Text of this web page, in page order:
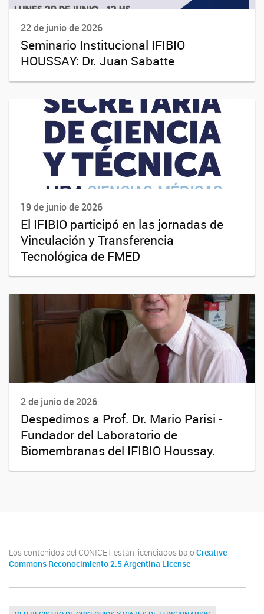
22 de junio de 2026
Seminario Institucional IFIBIO
HOUSSAY: Dr. Juan Sabatte
19 de junio de 2026
El IFIBIO participó en las jornadas de
Vinculación y Transferencia
Tecnológica de FMED
2 de junio de 2026
Despedimos a Prof. Dr. Mario Parisi -
Fundador del Laboratorio de
Biomembranas del IFIBIO Houssay.
Los contenidos del CONICET están licenciados bajo Creative
Commons Reconocimiento 2.5 Argentina License